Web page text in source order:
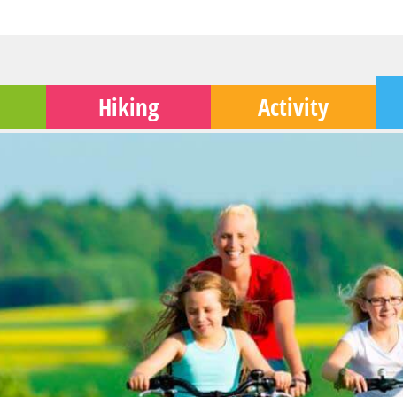
Hiking Activity